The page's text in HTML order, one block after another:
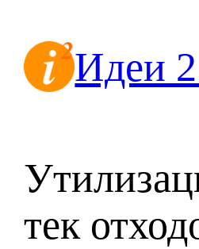
содержимомуИдеи
тек